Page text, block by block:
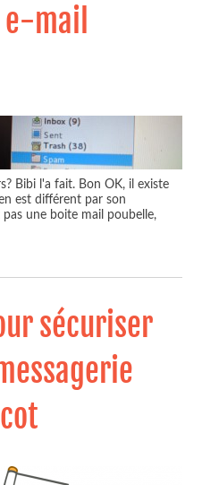
mail
Bibi l'a fait. Bon OK, il existe
est différent par son
une boite mail poubelle,
sécuriser